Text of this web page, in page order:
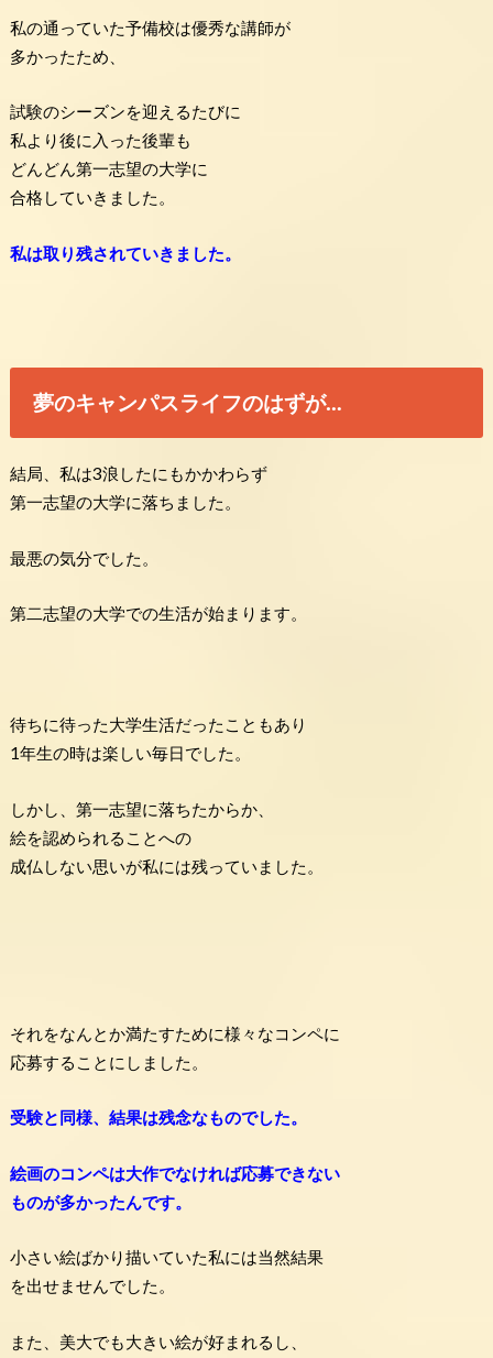
私の通っていた予備校は優秀な講師が
多かったため、
試験のシーズンを迎えるたびに
私より後に入った後輩も
どんどん第一志望の大学に
合格していきました。
私は取り残されていきました。
夢のキャンパスライフのはずが…
結局、私は3浪したにもかかわらず
第一志望の大学に落ちました。
最悪の気分でした。
第二志望の大学での生活が始まります。
待ちに待った大学生活だったこともあり
1年生の時は楽しい毎日でした。
しかし、第一志望に落ちたからか、
絵を認められることへの
成仏しない思いが私には残っていました。
それをなんとか満たすために様々なコンペに
応募することにしました。
受験と同様、結果は残念なものでした。
絵画のコンペは大作でなければ応募できない
ものが多かったんです。
小さい絵ばかり描いていた私には当然結果
を出せませんでした。
また、美大でも大きい絵が好まれるし、